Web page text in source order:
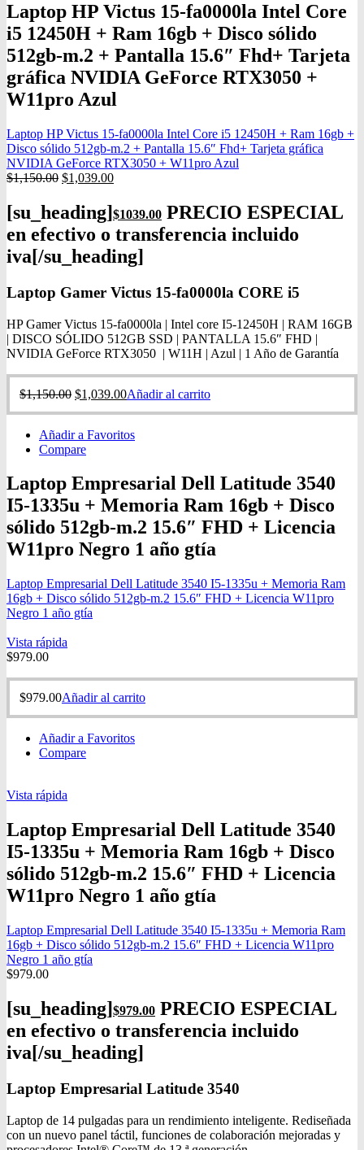
Laptop HP Victus 15-fa0000la Intel Core
i5 12450H + Ram 16gb + Disco sólido
512gb-m.2 + Pantalla 15.6″ Fhd+ Tarjeta
gráfica NVIDIA GeForce RTX3050 +
W11pro Azul
Laptop HP Victus 15-fa0000la Intel Core i5 12450H + Ram 16gb +
Disco sólido 512gb-m.2 + Pantalla 15.6″ Fhd+ Tarjeta gráfica
NVIDIA GeForce RTX3050 + W11pro Azul
$1,150.00 $1,039.00
[su_heading]$1039.00 PRECIO ESPECIAL
en efectivo o transferencia incluido
iva[/su_heading]
Laptop Gamer Victus 15-fa0000la CORE i5
HP Gamer Victus 15-fa0000la | Intel core I5-12450H | RAM 16GB
| DISCO SÓLIDO 512GB SSD | PANTALLA 15.6″ FHD |
NVIDIA GeForce RTX3050 | W11H | Azul | 1 Año de Garantía
$1,150.00 $1,039.00Añadir al carrito
Añadir a Favoritos
Compare
Laptop Empresarial Dell Latitude 3540
I5-1335u + Memoria Ram 16gb + Disco
sólido 512gb-m.2 15.6″ FHD + Licencia
W11pro Negro 1 año gtía
Laptop Empresarial Dell Latitude 3540 I5-1335u + Memoria Ram
16gb + Disco sólido 512gb-m.2 15.6″ FHD + Licencia W11pro
Negro 1 año gtía
Vista rápida
$979.00
$979.00Añadir al carrito
Añadir a Favoritos
Compare
Vista rápida
Laptop Empresarial Dell Latitude 3540
I5-1335u + Memoria Ram 16gb + Disco
sólido 512gb-m.2 15.6″ FHD + Licencia
W11pro Negro 1 año gtía
Laptop Empresarial Dell Latitude 3540 I5-1335u + Memoria Ram
16gb + Disco sólido 512gb-m.2 15.6″ FHD + Licencia W11pro
Negro 1 año gtía
$979.00
[su_heading]$979.00 PRECIO ESPECIAL
en efectivo o transferencia incluido
iva[/su_heading]
Laptop Empresarial Latitude 3540
Laptop de 14 pulgadas para un rendimiento inteligente. Rediseñada
con un nuevo panel táctil, funciones de colaboración mejoradas y